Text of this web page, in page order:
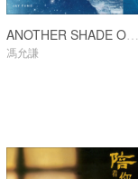
ANOTHER SHADE OF BLUE
馮允謙